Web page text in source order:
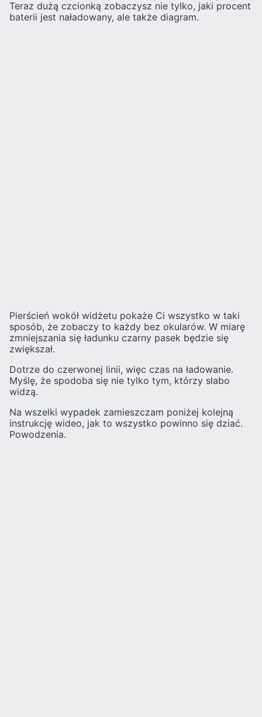
Teraz dużą czcionką zobaczysz nie tylko, jaki procent
baterii jest naładowany, ale także diagram.
Pierścień wokół widżetu pokaże Ci wszystko w taki
sposób, że zobaczy to każdy bez okularów. W miarę
zmniejszania się ładunku czarny pasek będzie się
zwiększał.
Dotrze do czerwonej linii, więc czas na ładowanie.
Myślę, że spodoba się nie tylko tym, którzy słabo
widzą.
Na wszelki wypadek zamieszczam poniżej kolejną
instrukcję wideo, jak to wszystko powinno się dziać.
Powodzenia.